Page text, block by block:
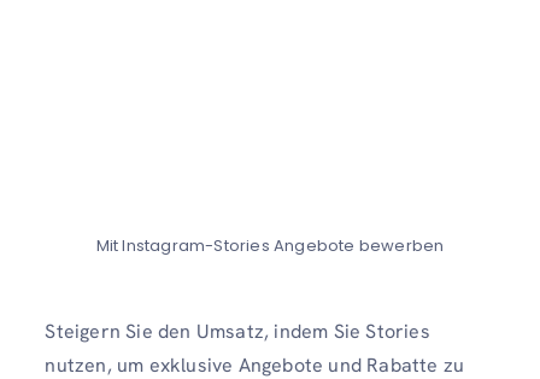
Mit Instagram-Stories Angebote bewerben
Steigern Sie den Umsatz, indem Sie Stories
nutzen, um exklusive Angebote und Rabatte zu